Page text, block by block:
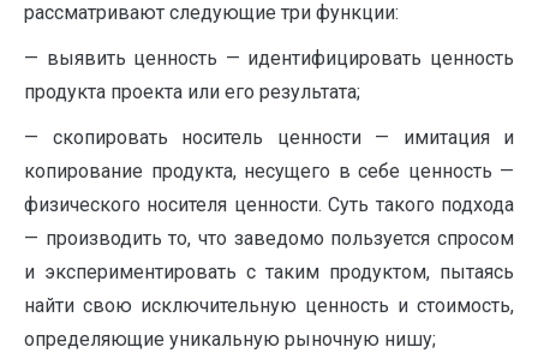
рассматривают следующие три функции:
— выявить ценность — идентифицировать ценность
продукта проекта или его результата;
— скопировать носитель ценности — имитация и
копирование продукта, несущего в себе ценность —
физического носителя ценности. Суть такого подхода
— производить то, что заведомо пользуется спросом
и экспериментировать с таким продуктом, пытаясь
найти свою исключительную ценность и стоимость,
определяющие уникальную рыночную нишу;